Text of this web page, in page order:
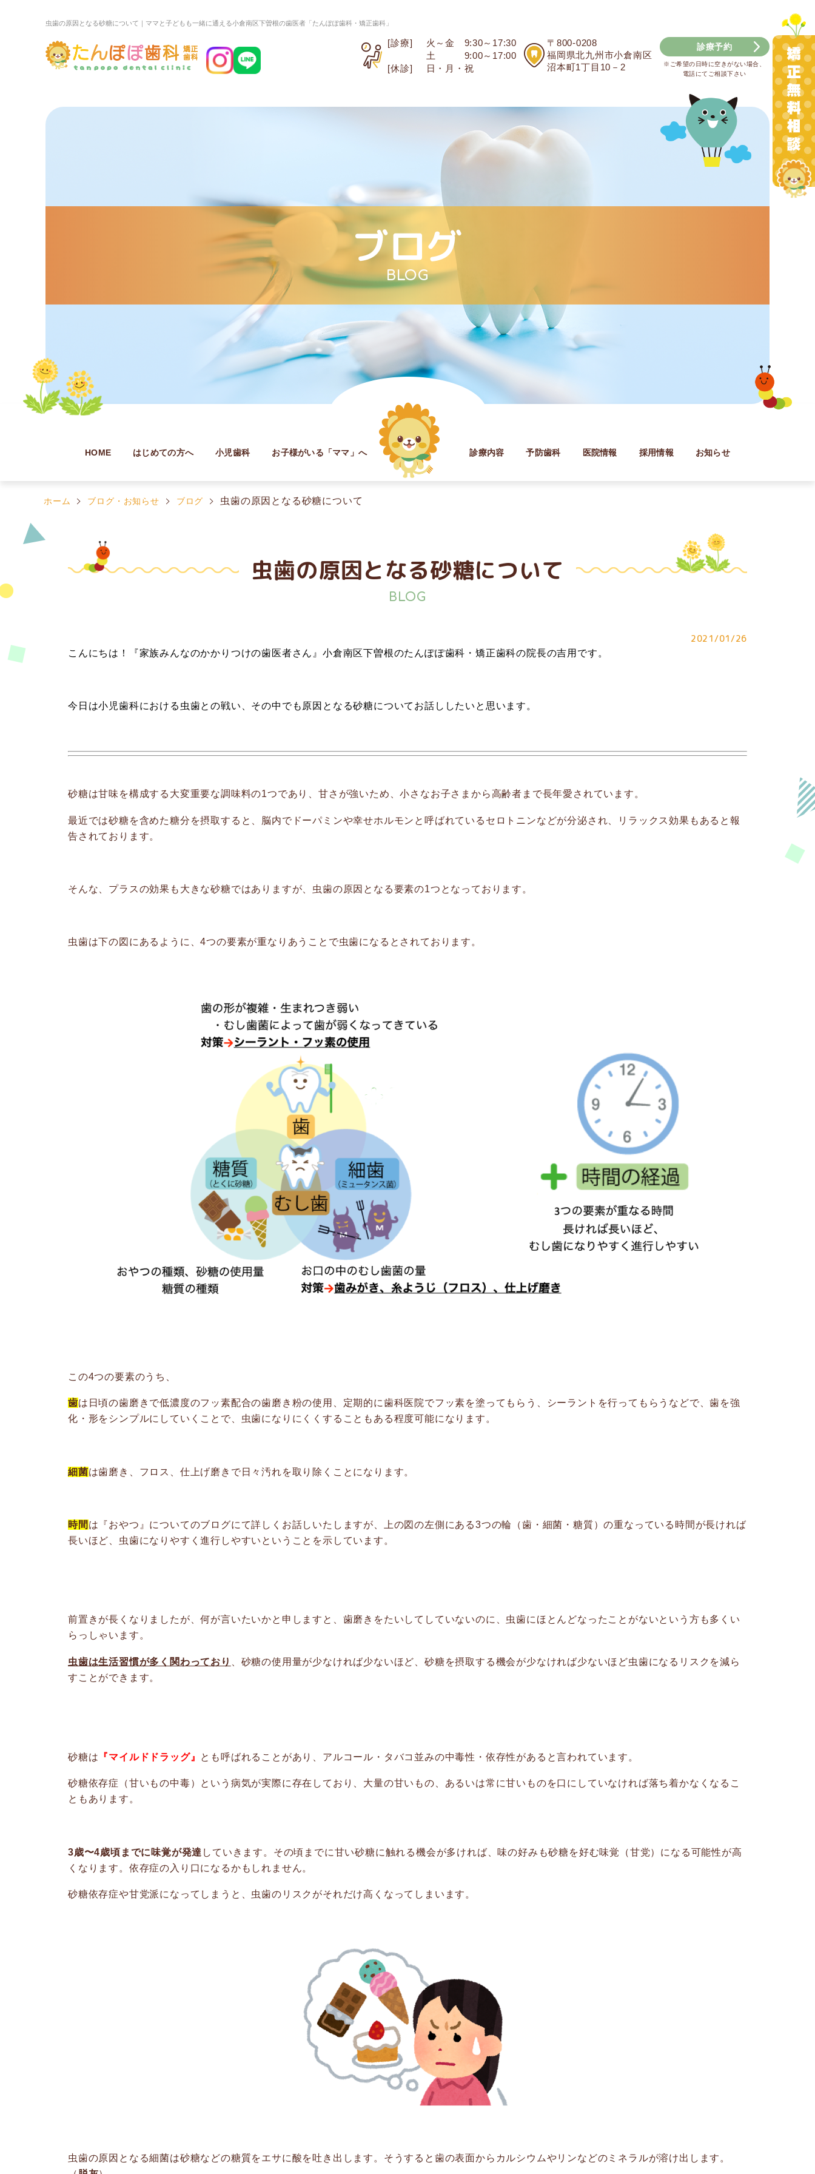
虫歯の原因となる砂糖について｜ママと子どもも一緒に通える小倉南区下曽根の歯医者「たんぽぽ歯科・矯正歯科」
[診療]
火～金 9:30～17:30
土 9:00～17:00
[休診]
日・月・祝
〒800-0208
福岡県北九州市小倉南区
沼本町1丁目10－2
診療予約
※ご希望の日時に空きがない場合、
電話にてご相談下さい
ブログ
BLOG
HOME はじめての方へ 小児歯科 お子様がいる「ママ」へ 診療内容 予防歯科 医院情報 採用情報 お知らせ
ホーム ブログ・お知らせ ブログ 虫歯の原因となる砂糖について
虫歯の原因となる砂糖について
BLOG
2021/01/26
こんにちは！『家族みんなのかかりつけの歯医者さん』小倉南区下曽根のたんぽぽ歯科・矯正歯科の院長の吉用です。
今日は小児歯科における虫歯との戦い、その中でも原因となる砂糖についてお話ししたいと思います。
砂糖は甘味を構成する大変重要な調味料の1つであり、甘さが強いため、小さなお子さまから高齢者まで長年愛されています。
最近では砂糖を含めた糖分を摂取すると、脳内でドーパミンや幸せホルモンと呼ばれているセロトニンなどが分泌され、リラックス効果もあると報
告されております。
そんな、プラスの効果も大きな砂糖ではありますが、虫歯の原因となる要素の1つとなっております。
虫歯は下の図にあるように、4つの要素が重なりあうことで虫歯になるとされております。
この4つの要素のうち、
歯は日頃の歯磨きで低濃度のフッ素配合の歯磨き粉の使用、定期的に歯科医院でフッ素を塗ってもらう、シーラントを行ってもらうなどで、歯を強
化・形をシンプルにしていくことで、虫歯になりにくくすることもある程度可能になります。
細菌は歯磨き、フロス、仕上げ磨きで日々汚れを取り除くことになります。
時間 は『おやつ』についてのブログにて詳しくお話しいたしますが、上の図の左側にある3つの輪（歯・細菌・糖質）の重なっている時間が長ければ
長いほど、虫歯になりやすく進行しやすいということを示しています。
前置きが長くなりましたが、何が言いたいかと申しますと、歯磨きをたいしてしていないのに、虫歯にほとんどなったことがないという方も多くい
らっしゃいます。
虫歯は生活習慣が多く関わっており
、砂糖の使用量が少なければ少ないほど、砂糖を摂取する機会が少なければ少ないほど虫歯になるリスクを減ら
すことができます。
砂糖は 『マイルドドラッグ』 とも呼ばれることがあり、アルコール・タバコ並みの中毒性・依存性があると言われています。
砂糖依存症（甘いもの中毒）という病気が実際に存在しており、大量の甘いもの、あるいは常に甘いものを口にしていなければ落ち着かなくなるこ
ともあります。
3歳〜4歳頃までに味覚が発達 していきます。その頃までに甘い砂糖に触れる機会が多ければ、味の好みも砂糖を好む味覚（甘党）になる可能性が高
くなります。依存症の入り口になるかもしれません。
砂糖依存症や甘党派になってしまうと、虫歯のリスクがそれだけ高くなってしまいます。
虫歯の原因となる細菌は砂糖などの糖質をエサに酸を吐き出します。そうすると歯の表面からカルシウムやリンなどのミネラルが溶け出します。